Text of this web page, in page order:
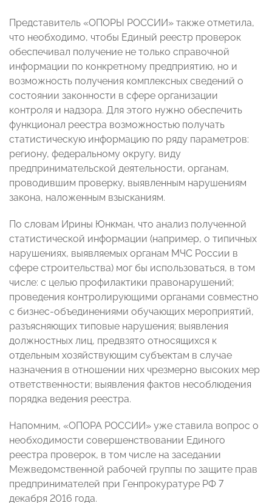
Представитель «ОПОРЫ РОССИИ» также отметила,
что необходимо, чтобы Единый реестр проверок
обеспечивал получение не только справочной
информации по конкретному предприятию, но и
возможность получения комплексных сведений о
состоянии законности в сфере организации
контроля и надзора. Для этого нужно обеспечить
функционал реестра возможностью получать
статистическую информацию по ряду параметров:
региону, федеральному округу, виду
предпринимательской деятельности, органам,
проводившим проверку, выявленным нарушениям
закона, наложенным взысканиям.
По словам Ирины Юнкман, что анализ полученной
статистической информации (например, о типичных
нарушениях, выявляемых органам МЧС России в
сфере строительства) мог бы использоваться, в том
числе: с целью профилактики правонарушений;
проведения контролирующими органами совместно
с бизнес-объединениями обучающих мероприятий,
разъясняющих типовые нарушения; выявления
должностных лиц, предвзято относящихся к
отдельным хозяйствующим субъектам в случае
назначения в отношении них чрезмерно высоких мер
ответственности; выявления фактов несоблюдения
порядка ведения реестра.
Напомним, «ОПОРА РОССИИ» уже ставила вопрос о
необходимости совершенствовании Единого
реестра проверок, в том числе на заседании
Межведомственной рабочей группы по защите прав
предпринимателей при Генпрокуратуре РФ 7
декабря 2016 года.